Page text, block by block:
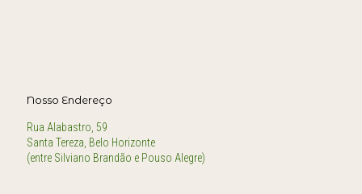
Nosso Endereço
Rua Alabastro, 59
Santa Tereza, Belo Horizonte
(entre Silviano Brandão e Pouso Alegre)